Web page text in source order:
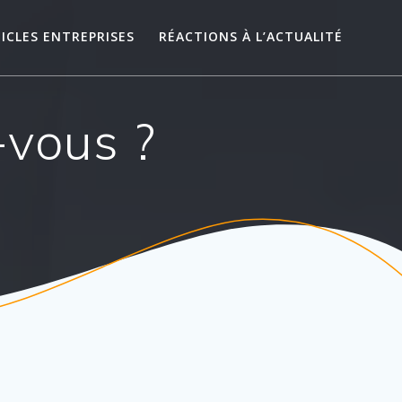
ENTREPRISES RÉACTIONS À L’ACTUALITÉ
?